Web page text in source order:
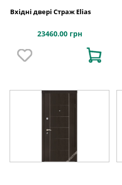
Вхідні двері Страж Elias
23460.00 грн